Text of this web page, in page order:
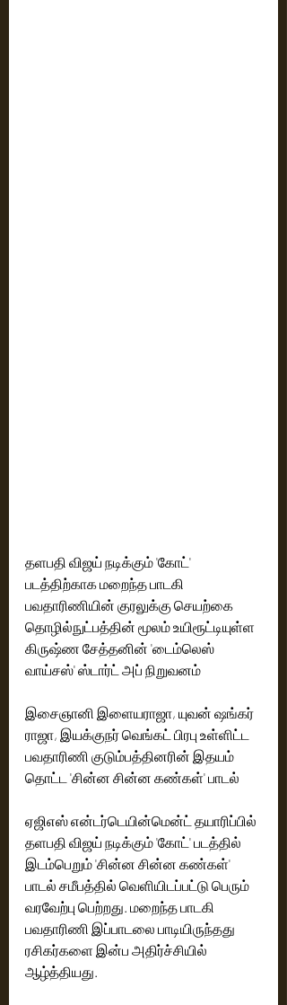
தளபதி விஜய் நடிக்கும் 'கோட்'
படத்திற்காக மறைந்த பாடகி
பவதாரிணியின் குரலுக்கு செயற்கை
தொழில்நுட்பத்தின் மூலம் உயிரூட்டியுள்ள
கிருஷ்ண சேத்தனின் 'டைம்லெஸ்
வாய்சஸ்' ஸ்டார்ட் அப் நிறுவனம்
இசைஞானி இளையராஜா, யுவன் ஷங்கர்
ராஜா, இயக்குநர் வெங்கட் பிரபு உள்ளிட்ட
பவதாரிணி குடும்பத்தினரின் இதயம்
தொட்ட 'சின்ன சின்ன கண்கள்' பாடல்
ஏஜிஎஸ் என்டர்டெயின்மென்ட் தயாரிப்பில்
தளபதி விஜய் நடிக்கும் 'கோட்' படத்தில்
இடம்பெறும் 'சின்ன சின்ன கண்கள்'
பாடல் சமீபத்தில் வெளியிடப்பட்டு பெரும்
வரவேற்பு பெற்றது. மறைந்த பாடகி
பவதாரிணி இப்பாடலை பாடியிருந்தது
ரசிகர்களை இன்ப அதிர்ச்சியில்
ஆழ்த்தியது.